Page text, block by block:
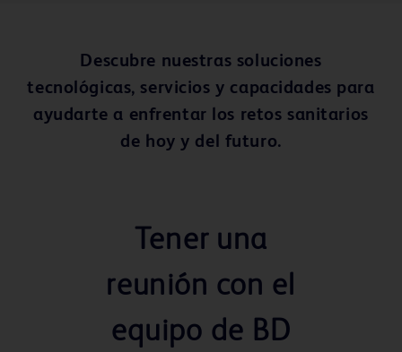
Descubre nuestras soluciones
tecnológicas, servicios y capacidades para
ayudarte a enfrentar los retos sanitarios
de hoy y del futuro.
Tener una
reunión con el
equipo de BD